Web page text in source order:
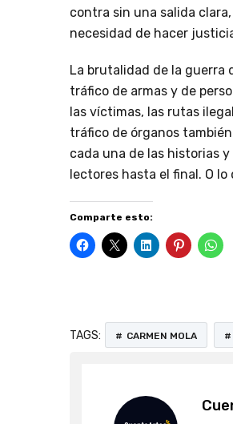
contra sin una salida
necesidad de hacer
La brutalidad de la guerra
tráfico de armas y de
las víctimas, las rutas
tráfico de órganos
cada una de las historias
lectores hasta el final. O lo
Comparte esto:
TAGS: CARMEN MOLA